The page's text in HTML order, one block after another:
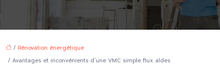
/ Rénovation énergétique
/ Avantages et inconvénients d’une VMC simple flux aldes